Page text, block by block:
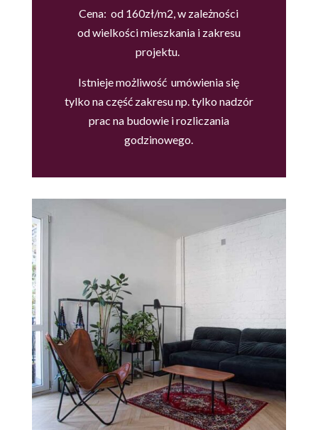
Cena: od 160zł/m2, w zależności
od wielkości mieszkania i zakresu
projektu.
Istnieje możliwość umówienia się
tylko na część zakresu np. tylko nadzór
prac na budowie i rozliczania
godzinowego.